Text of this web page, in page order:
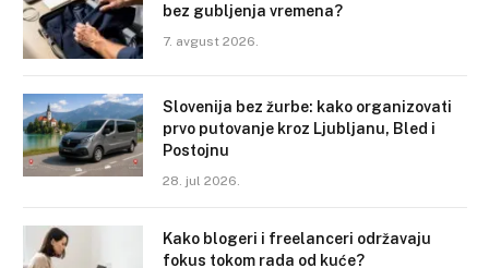
bez gubljenja vremena?
7. avgust 2026.
Slovenija bez žurbe: kako organizovati
prvo putovanje kroz Ljubljanu, Bled i
Postojnu
28. jul 2026.
Kako blogeri i freelanceri održavaju
fokus tokom rada od kuće?